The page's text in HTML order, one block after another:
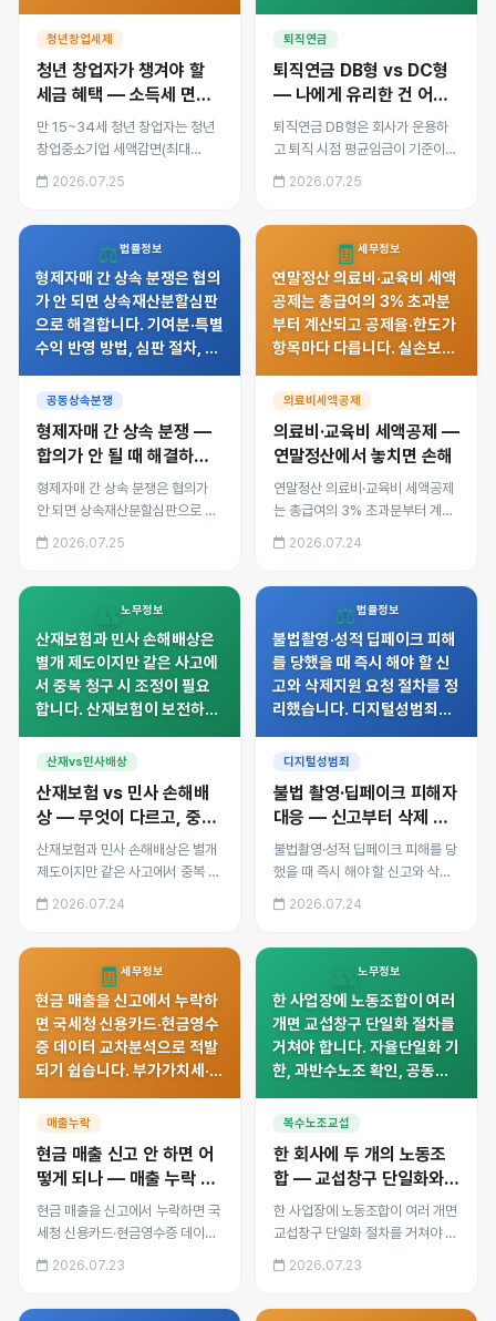
는 혜택을 받을 수 있습니다.
방법을 정리했습니다.
청년창업세제
청년 창업자가 챙겨야 할
세금 혜택 — 소득세 면제
부터 지원금까지
만 15~34세 청년 창업자는 청년
창업중소기업 세액감면(최대
100%), 창업자금 증여세 과세특
례, 창업투자 소득공제 등 일반 창
과 신청 방법을 정리했습니다.
2026.07.25
이직 빈도에 따른 유불리를 비
니다.
퇴직연금
퇴직연금 DB형 vs DC형
— 나에게 유리한 건 어느
쪽일까
퇴직연금 DB형은 회사가 운용하
고 퇴직 시점 평균임금이 기준이
되며, DC형은 매년 적립금을 근로
자가 직접 운용합니다. 임금 상승
2026.07.25
⚖️법률정보
형제자매 간 상속 분쟁은 협의
가 안 되면 상속재산분할심판
으로 해결합니다. 기여분·특별
수익 반영 방법, 심판 절차, 조
한 실수까지 정리했습니다.
공동상속분쟁
형제자매 간 상속 분쟁 —
합의가 안 될 때 해결하는
방법
형제자매 간 상속 분쟁은 협의가
안 되면 상속재산분할심판으로 해
결합니다. 기여분·특별수익 반영
방법, 심판 절차, 조정전치주의, 분
2026.07.25
🧾 세무정보
연말정산 의료비·교육비 세액
공제는 총급여의 3% 초과분
부터 계산되고 공제율·한도가
항목마다 다릅니다. 실손보험
술비 특례, 교육비 대상 범위
습니다.
의료비세액공제
의료비·교육비 세액공제 —
연말정산에서 놓치면 손해
연말정산 의료비·교육비 세액공제
는 총급여의 3% 초과분부터 계산
되고 공제율·한도가 항목마다 다릅
니다. 실손보험금 차감 원칙, 미숙
2026.07.24
노무정보
산재보험과 민사 손해배상은
별개 제도이지만 같은 사고에
서 중복 청구 시 조정이 필요
합니다. 산재보험이 보전하지
민사로 추가 청구하는 방법과
습니다.
산재vs민사배상
산재보험 vs 민사 손해배
상 — 무엇이 다르고, 중복
청구는 가능한가
산재보험과 민사 손해배상은 별개
제도이지만 같은 사고에서 중복 청
구 시 조정이 필요합니다. 산재보
험이 보전하지 않는 위자료·과실상
2026.07.24
⚖️법률정보
불법촬영·성적 딥페이크 피해
를 당했을 때 즉시 해야 할 신
고와 삭제지원 요청 절차를 정
리했습니다. 디지털성범죄피
벌 수위, 유포자 특정 방법과
지 안내합니다.
디지털성범죄
불법 촬영·딥페이크 피해자
대응 — 신고부터 삭제 요
청까지
불법촬영·성적 딥페이크 피해를 당
했을 때 즉시 해야 할 신고와 삭제
지원 요청 절차를 정리했습니다.
디지털성범죄피해자지원센터 활용
2026.07.24
🧾 세무정보
현금 매출을 신고에서 누락하
면 국세청 신용카드·현금영수
증 데이터 교차분석으로 적발
되기 쉽습니다. 부가가치세·종
탈죄 형사처벌 기준, 자진 수
습니다.
매출누락
현금 매출 신고 안 하면 어
떻게 되나 — 매출 누락 적
발과 처벌
현금 매출을 신고에서 누락하면 국
세청 신용카드·현금영수증 데이터
교차분석으로 적발되기 쉽습니다.
부가가치세·종합소득세 가산세 구
2026.07.23
노무정보
한 사업장에 노동조합이 여러
개면 교섭창구 단일화 절차를
거쳐야 합니다. 자율단일화 기
한, 과반수노조 확인, 공동교
위반 시 대응까지 절차별로 정
복수노조교섭
한 회사에 두 개의 노동조
합 — 교섭창구 단일화와
절차
한 사업장에 노동조합이 여러 개면
교섭창구 단일화 절차를 거쳐야 합
니다. 자율단일화 기한, 과반수노
조 확인, 공동교섭대표단 구성, 공
2026.07.23